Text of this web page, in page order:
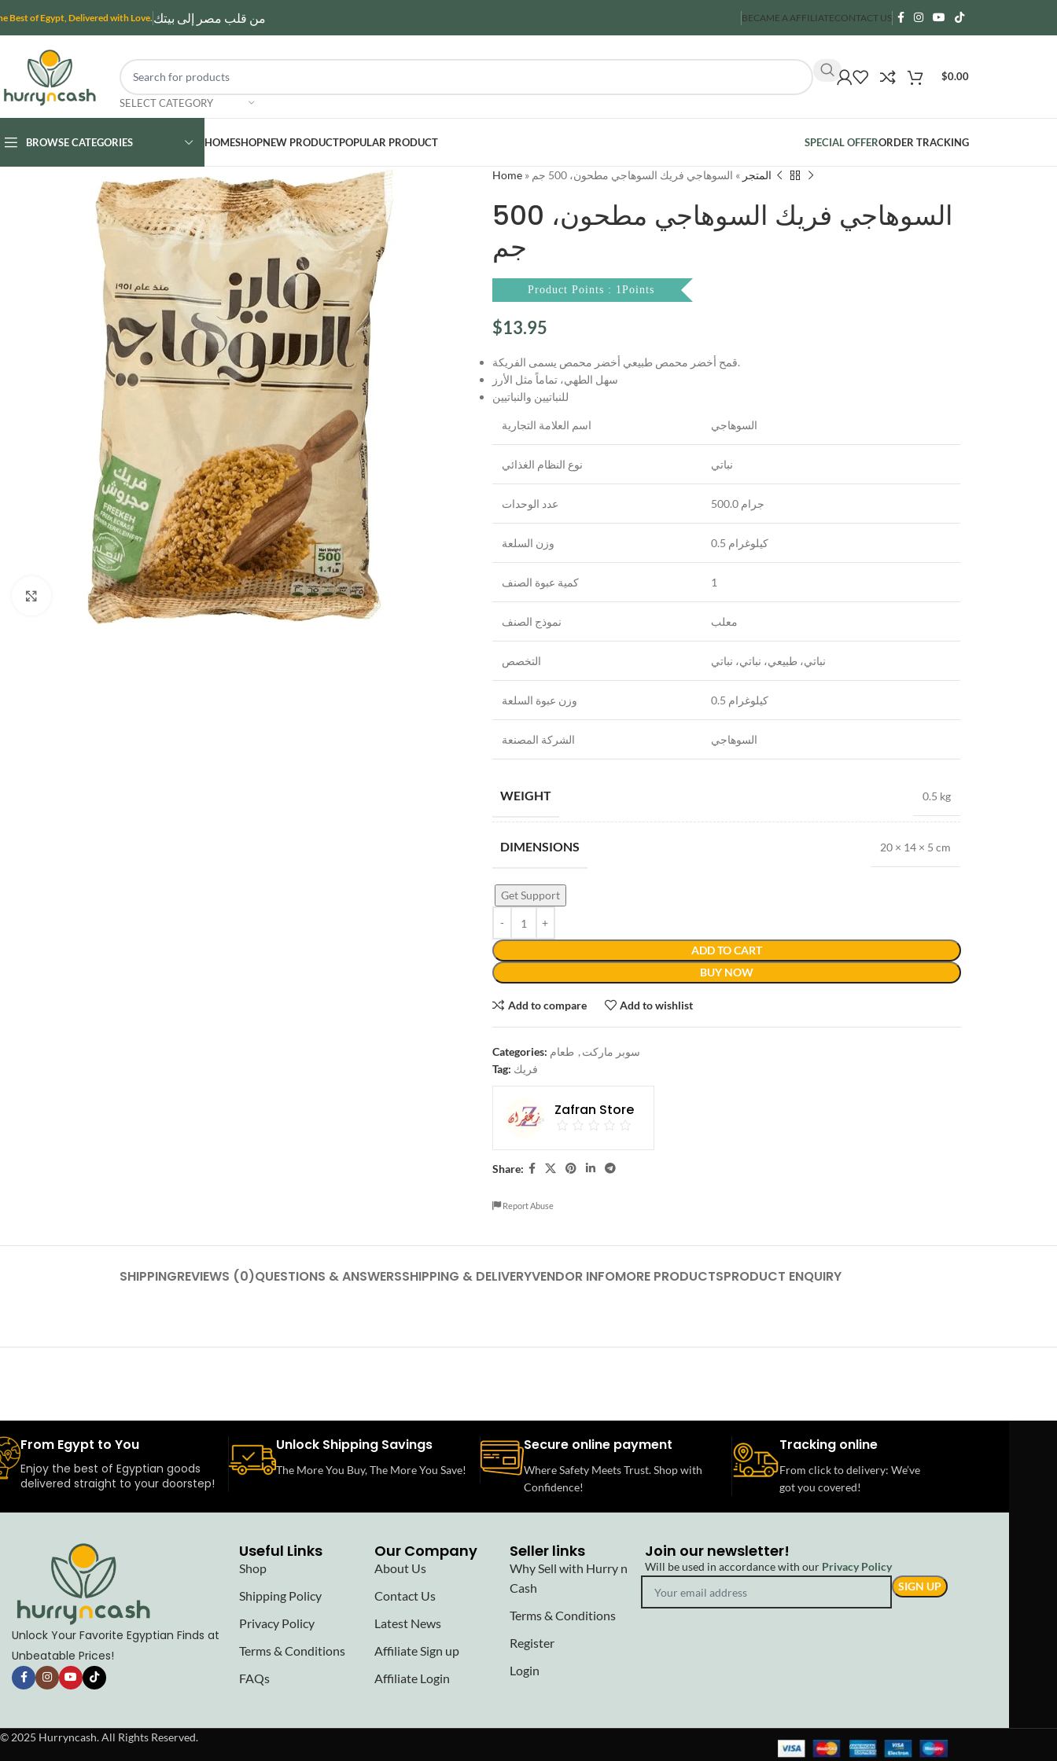
Best of Egypt, Delivered with Love. من قلب مصر إلى بيتك BECAME A AFFILIATECONTACT US
SELECT CATEGORY
$0.00
BROWSE CATEGORIES HOMESHOPNEW PRODUCTPOPULAR PRODUCT SPECIAL OFFERORDER TRACKING
Click to enlarge
Home» المتجر » السوهاجي فريك السوهاجي مطحون، 500 جم
السوهاجي فريك السوهاجي مطحون، 500
جم
Product Points : 1Points
$13.95
قمح أخضر محمص طبيعي أخضر محمص يسمى الفريكة.
سهل الطهي، تماماً مثل الأرز
للنباتيين والنباتيين
اسم العلامة التجارية السوهاجي
نوع النظام الغذائي نباتي
عدد الوحدات 500.0 جرام
وزن السلعة 0.5 كيلوغرام
كمية عبوة الصنف 1
نموذج الصنف معلب
التخصص نباتي، طبيعي، نباتي، نباتي
وزن عبوة السلعة 0.5 كيلوغرام
الشركة المصنعة السوهاجي
WEIGHT 0.5 kg
DIMENSIONS 20 × 14 × 5 cm
ADD TO CART
BUY NOW
Get Support
Add to compare Add to wishlist
Categories: سوبر ماركت , طعام
Tag: فريك
Zafran Store
Share:
Report Abuse
SHIPPINGREVIEWS (0)QUESTIONS & ANSWERSSHIPPING & DELIVERYVENDOR INFOMORE PRODUCTSPRODUCT ENQUIRY
From Egypt to You
Enjoy the best of Egyptian goods
delivered straight to your doorstep!
Unlock Shipping Savings
The More You Buy, The More You Save!
Secure online payment
Where Safety Meets Trust. Shop with
Confidence!
Tracking online
From click to delivery: We’ve
got you covered!
Unlock Your Favorite Egyptian Finds at
Unbeatable Prices!
Useful Links
Shop
Shipping Policy
Privacy Policy
Terms & Conditions
FAQs
Our Company
About Us
Contact Us
Latest News
Affiliate Sign up
Affiliate Login
Seller links
Why Sell with Hurry n
Cash
Terms & Conditions
Register
Login
Join our newsletter!
Will be used in accordance with our Privacy Policy
© 2025 Hurryncash. All Rights Reserved.